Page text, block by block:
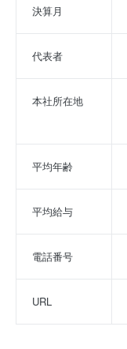
決算月
代表者
本社所在地
平均年齢
平均給与
電話番号
URL